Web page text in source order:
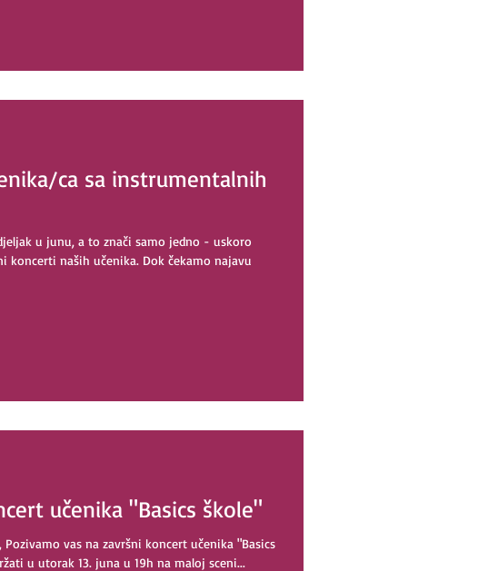
ca sa instrumentalnih
u junu, a to znači samo jedno - uskoro
koncerti naših učenika. Dok čekamo najavu
učenika "Basics škole"
vas na završni koncert učenika "Basics
u utorak 13. juna u 19h na maloj sceni...